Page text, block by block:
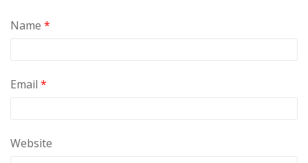
Name *
Email *
Website